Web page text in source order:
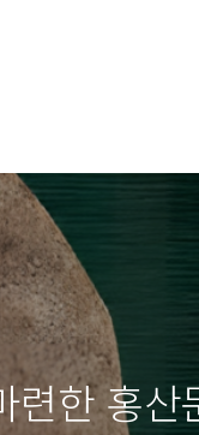
련한 홍산